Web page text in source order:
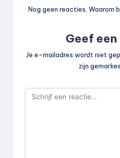
Nog geen reacties. Waarom
Geef
Je e-mailadres wordt niet
zijn